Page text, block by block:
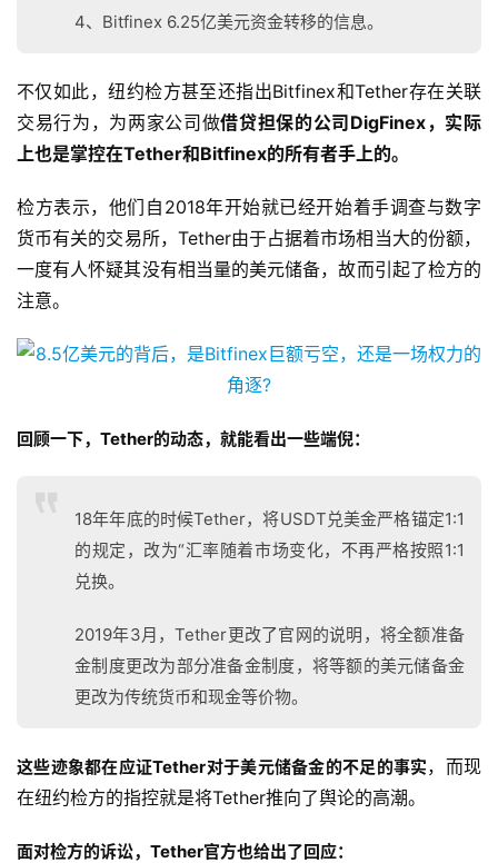
4、Bitfinex 6.25亿美元资金转移的信息。
不仅如此，纽约检方甚至还指出Bitfinex和Tether存在关联
交易行为，为两家公司做借贷担保的公司DigFinex，实际
上也是掌控在Tether和Bitfinex的所有者手上的。
检方表示，他们自2018年开始就已经开始着手调查与数字
货币有关的交易所，Tether由于占据着市场相当大的份额，
一度有人怀疑其没有相当量的美元储备，故而引起了检方的
注意。
回顾一下，Tether的动态，就能看出一些端倪：
18年年底的时候Tether，将USDT兑美金严格锚定1:1
的规定，改为“汇率随着市场变化，不再严格按照1:1
兑换。
2019年3月，Tether更改了官网的说明，将全额准备
金制度更改为部分准备金制度，将等额的美元储备金
更改为传统货币和现金等价物。
这些迹象都在应证Tether对于美元储备金的不足的事实，而现
在纽约检方的指控就是将Tether推向了舆论的高潮。
面对检方的诉讼，Tether官方也给出了回应：